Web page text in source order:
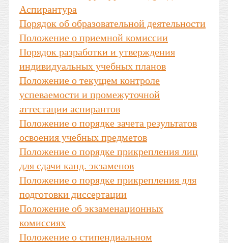
Аспирантура
Порядок об образовательной деятельности
Положение о приемной комиссии
Порядок разработки и утверждения
индивидуальных учебных планов
Положение о текущем контроле
успеваемости и промежуточной
аттестации аспирантов
Положение о порядке зачета результатов
освоения учебных предметов
Положение о порядке прикрепления лиц
для сдачи канд. экзаменов
Положение о порядке прикрепления для
подготовки диссертации
Положение об экзаменационных
комиссиях
Положение о стипендиальном